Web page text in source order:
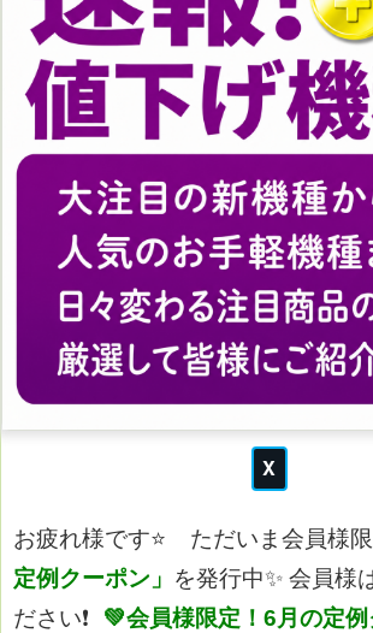
お疲れ様です⭐ ただいま会員様
定例クーポン」 を発行中✨ 会員様
ださい❗
💚会員様限定！6月の定